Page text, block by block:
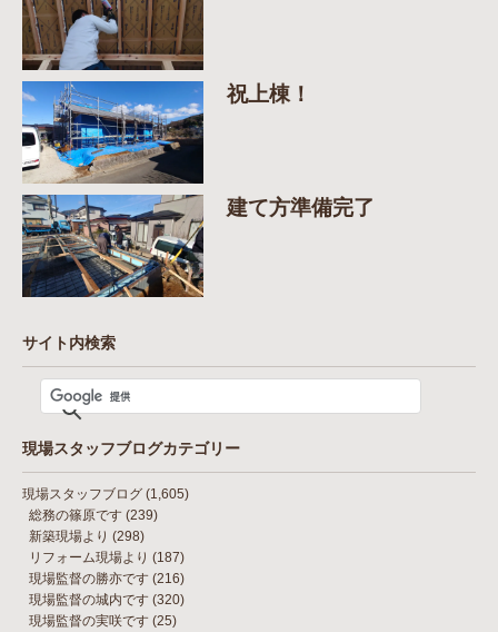
祝上棟！
建て方準備完了
サイト内検索
現場スタッフブログカテゴリー
現場スタッフブログ (1,605)
総務の篠原です (239)
新築現場より (298)
リフォーム現場より (187)
現場監督の勝亦です (216)
現場監督の城内です (320)
現場監督の実咲です (25)